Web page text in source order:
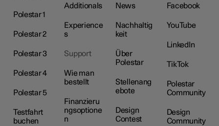
Polestar 1
Polestar 2
Polestar 3
Polestar 4
Polestar 5
Testfahrt
buchen
Additionals
Experience
s
Support
Wie man
bestellt
Finanzieru
ngsoptione
n
News
Nachhaltig
keit
Über
Polestar
Stellenang
ebote
Design
Contest
Facebook
YouTube
LinkedIn
TikTok
Polestar
Community
Design
Community